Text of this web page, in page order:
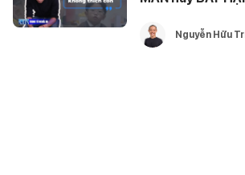
Nguyễn Hữu